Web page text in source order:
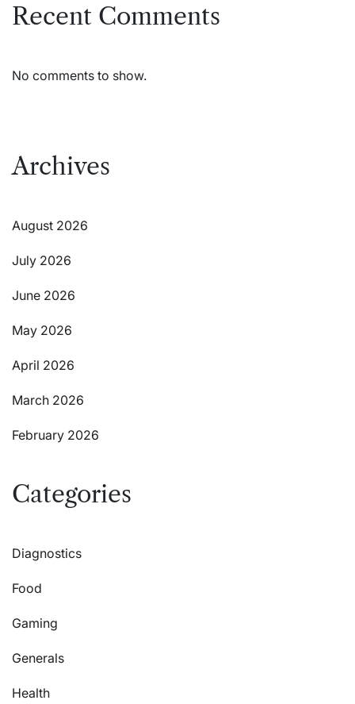
Recent Comments
No comments to show.
Archives
August 2026
July 2026
June 2026
May 2026
April 2026
March 2026
February 2026
Categories
Diagnostics
Food
Gaming
Generals
Health